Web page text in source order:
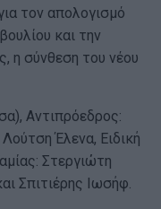
τον απολογισμό
και την
η σύνθεση του νέου
Αντιπρόεδρος:
Έλενα, Ειδική
Στεργιώτη
Σπιτιέρης Ιωσήφ.